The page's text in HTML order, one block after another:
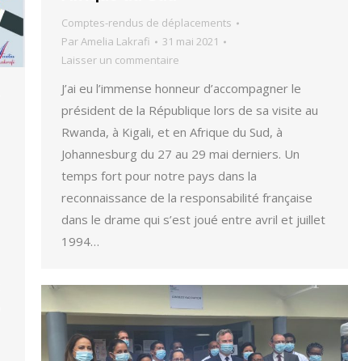
Comptes-rendus de déplacements
ParAmelia Lakrafi
31 mai 2021
Laisser un commentaire
J’ai eu l’immense honneur d’accompagner le
président de la République lors de sa visite au
Rwanda, à Kigali, et en Afrique du Sud, à
Johannesburg du 27 au 29 mai derniers. Un
temps fort pour notre pays dans la
reconnaissance de la responsabilité française
dans le drame qui s’est joué entre avril et juillet
1994…